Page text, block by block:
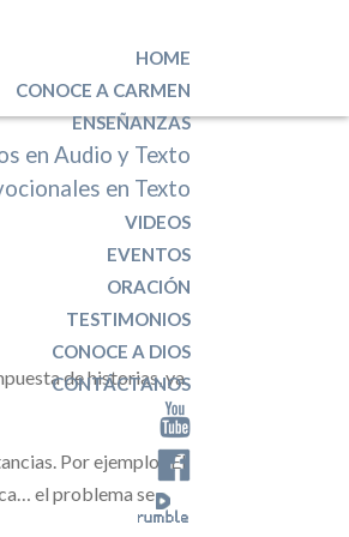
HOME
CONOCE A CARMEN
ENSEÑANZAS
en Audio y Texto
en Texto
VIDEOS
EVENTOS
ORACIÓN
TESTIMONIOS
CONOCE A DIOS
CONTÁCTANOS
de historias, ya
Por ejemplo, ‘El
el problema se